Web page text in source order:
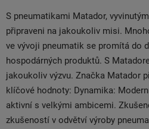
S pneumatikami Matador,
připraveni na jakoukoliv misi.
ve vývoji pneumatik se promítá do
hospodárných produktů. S
jakoukoliv výzvu. Značka Matador
klíčové hodnoty: Dynamika:
aktivní s velkými ambicemi.
zkušeností v odvětví výroby